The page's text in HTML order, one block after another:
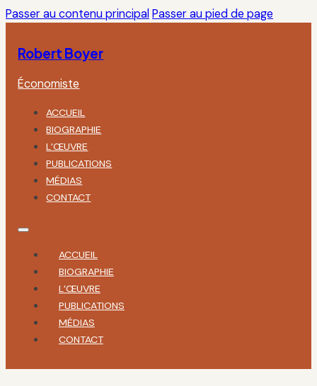
Passer au contenu principal Passer au pied de page
Robert Boyer
Économiste
ACCUEIL
BIOGRAPHIE
L’ŒUVRE
PUBLICATIONS
MÉDIAS
CONTACT
ACCUEIL
BIOGRAPHIE
L’ŒUVRE
PUBLICATIONS
MÉDIAS
CONTACT